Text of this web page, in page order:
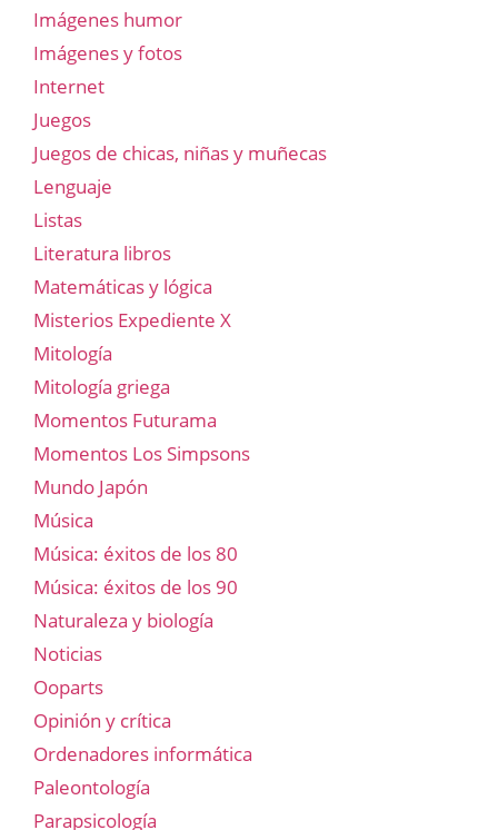
Imágenes humor
Imágenes y fotos
Internet
Juegos
Juegos de chicas, niñas y muñecas
Lenguaje
Listas
Literatura libros
Matemáticas y lógica
Misterios Expediente X
Mitología
Mitología griega
Momentos Futurama
Momentos Los Simpsons
Mundo Japón
Música
Música: éxitos de los 80
Música: éxitos de los 90
Naturaleza y biología
Noticias
Ooparts
Opinión y crítica
Ordenadores informática
Paleontología
Parapsicología